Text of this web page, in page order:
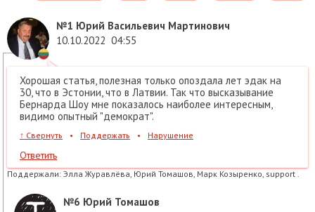
№1 Юрий Васильевич Мартинович
10.10.2022 04:55
Хорошая статья, полезная только опоздала лет эдак на
30, что в Эстонии, что в Латвии. Так что высказывание
Бернарда Шоу мне показалось наиболее интересным,
видимо опытный "демократ".
↑ Свернуть • Поддержать • Нарушение
Ответить
Поддержали: Элла Журавлёва, Юрий Томашов, Марк Козыренко, support .
№6 Юрий Томашов